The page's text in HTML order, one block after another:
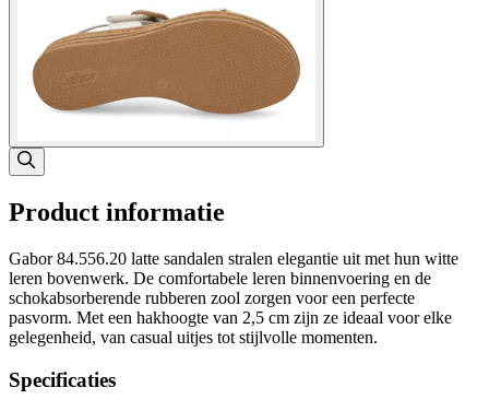
Product informatie
Gabor 84.556.20 latte sandalen stralen elegantie uit met hun witte
leren bovenwerk. De comfortabele leren binnenvoering en de
schokabsorberende rubberen zool zorgen voor een perfecte
pasvorm. Met een hakhoogte van 2,5 cm zijn ze ideaal voor elke
gelegenheid, van casual uitjes tot stijlvolle momenten.
Specificaties